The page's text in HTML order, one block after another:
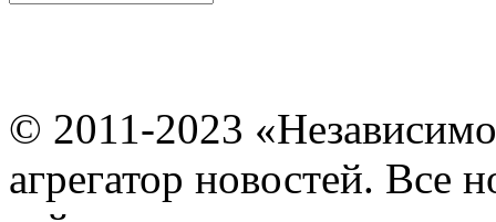
© 2011-2023
агрегатор новостей. Все